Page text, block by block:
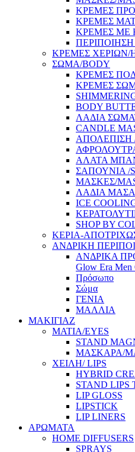
ΚΡΕΜΕΣ
ΚΡΕΜΕΣ
ΚΡΕΜΕΣ ΜΕ
ΠΕΡΙΠΟΙΗΣΗ
ΚΡΕΜΕΣ ΧΕΡΙΩΝ/
ΣΩΜΑ/BODY
ΚΡΕΜΕΣ
ΚΡΕΜΕΣ
BODY
ΛΑΔΙΑ
CANDLE
ΑΠΟΛΕΠΙΣΗ /
ΑΦΡΟΛΟΥΤΡΑ
ΑΛΑΤΑ
ΣΑΠΟΥΝΙΑ /
ΜΑΣΚΕΣ/
ΛΑΔΙΑ
ICE
SHOP BY
ΚΕΡΙΑ-
ΑΝΔΡΙΚΗ
ΑΝΔΡΙΚΑ
Glow Era Men
Πρόσωπο
Σώμα
ΓΕΝΙΑ
ΜΑΛΛΙΑ
ΜΑΚΙΓΙΑΖ
ΜΑΤΙΑ/EYES
STAND
ΜΑΣΚΑΡΑ/
ΧΕΙΛΗ/ LIPS
HYBRID
STAND LIPS
LIP GLOSS
LIPSTICK
LIP LINERS
ΑΡΩΜΑΤΑ
HOME DIFFUSERS
SPRAYS